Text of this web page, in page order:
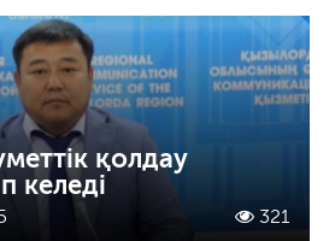
қолдау
келеді
321